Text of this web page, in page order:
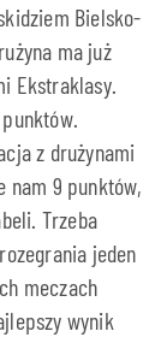
Bielsko-
ma już
Ekstraklasy.
z drużynami
nam 9 punktów,
Trzeba
jeden
meczach
wynik